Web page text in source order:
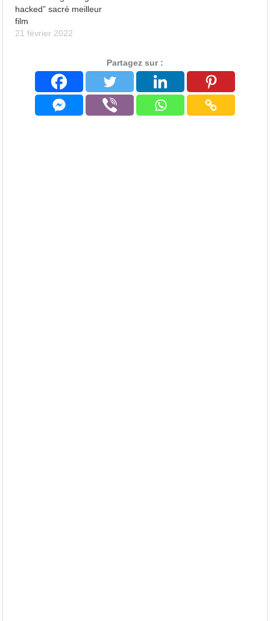
hacked” sacré meilleur
film
21 février 2022
Partagez sur :